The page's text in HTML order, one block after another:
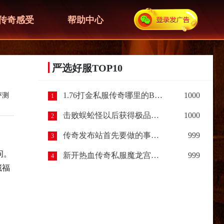
奇感受 帮助中心
福
严选好服TOP10
1 1.76打金私服传奇哪里的BOSS最容易爆出装备呢？ 1000
2 击败蜈蚣怪以后获得极品装备，让我惊喜（下篇） 1000
3 传奇发布站首先要做的事情？ 999
4 新开热血传奇私服魔龙宫殿开启规则以及进入条件 999